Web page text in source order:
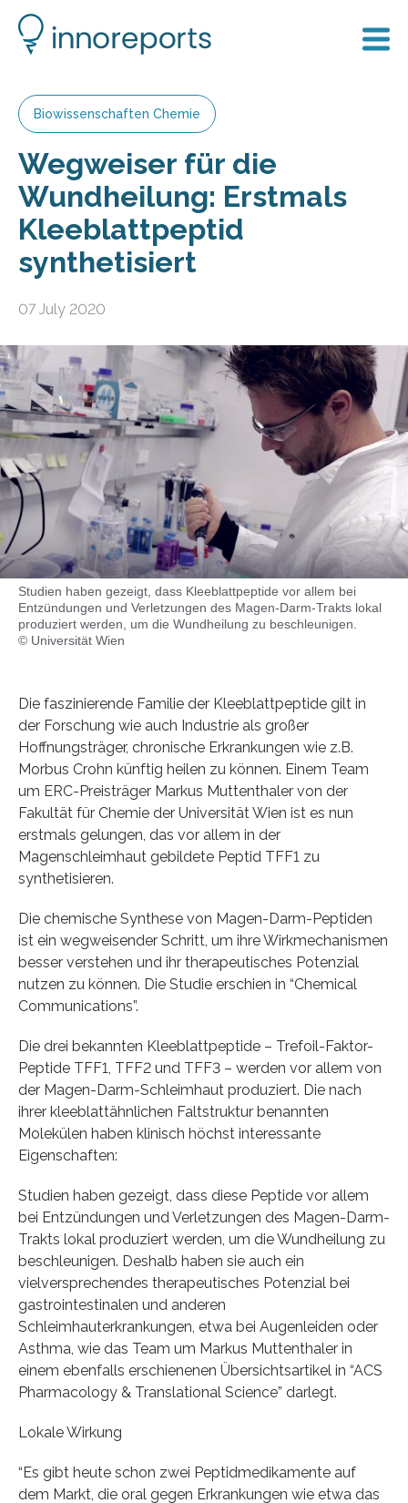
Biowissenschaften Chemie
Wegweiser für die
Wundheilung: Erstmals
Kleeblattpeptid
synthetisiert
07 July 2020
Studien haben gezeigt, dass Kleeblattpeptide vor allem bei
Entzündungen und Verletzungen des Magen-Darm-Trakts lokal
produziert werden, um die Wundheilung zu beschleunigen.
© Universität Wien
Die faszinierende Familie der Kleeblattpeptide gilt in
der Forschung wie auch Industrie als großer
Hoffnungsträger, chronische Erkrankungen wie z.B.
Morbus Crohn künftig heilen zu können. Einem Team
um ERC-Preisträger Markus Muttenthaler von der
Fakultät für Chemie der Universität Wien ist es nun
erstmals gelungen, das vor allem in der
Magenschleimhaut gebildete Peptid TFF1 zu
synthetisieren.
Die chemische Synthese von Magen-Darm-Peptiden
ist ein wegweisender Schritt, um ihre Wirkmechanismen
besser verstehen und ihr therapeutisches Potenzial
nutzen zu können. Die Studie erschien in “Chemical
Communications”.
Die drei bekannten Kleeblattpeptide – Trefoil-Faktor-
Peptide TFF1, TFF2 und TFF3 – werden vor allem von
der Magen-Darm-Schleimhaut produziert. Die nach
ihrer kleeblattähnlichen Faltstruktur benannten
Molekülen haben klinisch höchst interessante
Eigenschaften:
Studien haben gezeigt, dass diese Peptide vor allem
bei Entzündungen und Verletzungen des Magen-Darm-
Trakts lokal produziert werden, um die Wundheilung zu
beschleunigen. Deshalb haben sie auch ein
vielversprechendes therapeutisches Potenzial bei
gastrointestinalen und anderen
Schleimhauterkrankungen, etwa bei Augenleiden oder
Asthma, wie das Team um Markus Muttenthaler in
einem ebenfalls erschienenen Übersichtsartikel in “ACS
Pharmacology & Translational Science” darlegt.
Lokale Wirkung
“Es gibt heute schon zwei Peptidmedikamente auf
dem Markt, die oral gegen Erkrankungen wie etwa das